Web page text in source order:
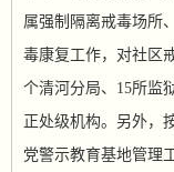
属强制隔离戒毒场所
毒康复工作，对社区
个清河分局、15所监
正处级机构。另外，
党警示教育基地管理